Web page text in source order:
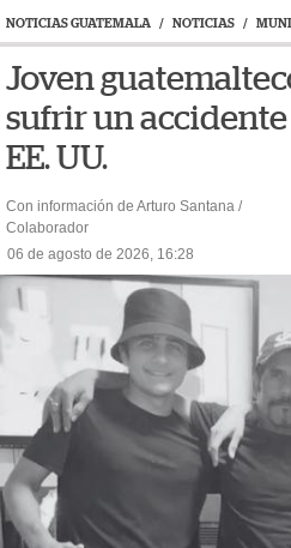
NOTICIAS GUATEMALA / NOTICIAS /
Joven
sufrir un
EE. UU.
Con información de Arturo Santana /
Colaborador
06 de agosto de 2026, 16:28